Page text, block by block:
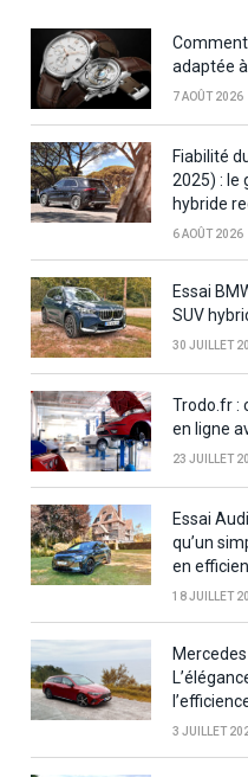
adaptée
7 AOÛT 2026
Fiabilité
2025) : le
hybride
6 AOÛT 2026
Essai
SUV
30 JUILLET
Trodo.fr :
en ligne
23 JUILLET
Essai
qu’un
en
18 JUILLET
3 JUILLET